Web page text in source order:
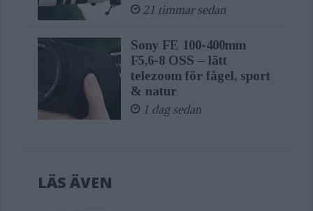
21 timmar sedan
Sony FE 100-400mm
F5,6-8 OSS – lätt
telezoom för fågel, sport
& natur
1 dag sedan
LÄS ÄVEN